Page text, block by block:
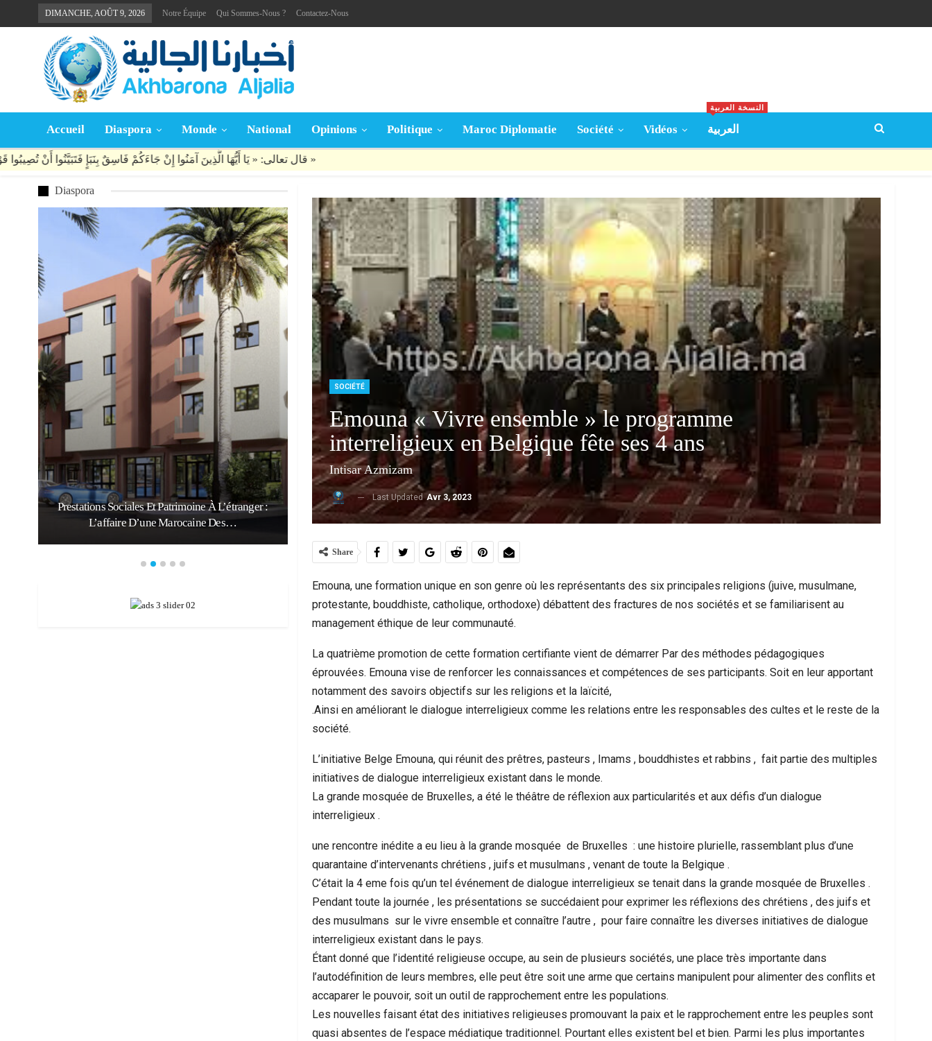
DIMANCHE, AOÛT 9, 2026 Notre Équipe Qui Sommes-Nous ? Contactez-Nous
Accueil Diaspora Monde National Opinions Politique Maroc Diplomatie Société Vidéos العربية
النسخة العربية
SOCIÉTÉ
Emouna « Vivre ensemble » le programme
interreligieux en Belgique fête ses 4 ans
Intisar Azmizam
Last UpdatedAvr 3, 2023
Share
Emouna, une formation unique en son genre où les représentants des six principales religions (juive, musulmane,
protestante, bouddhiste, catholique, orthodoxe) débattent des fractures de nos sociétés et se familiarisent au
management éthique de leur communauté.
La quatrième promotion de cette formation certifiante vient de démarrer Par des méthodes pédagogiques
éprouvées. Emouna vise de renforcer les connaissances et compétences de ses participants. Soit en leur apportant
notamment des savoirs objectifs sur les religions et la laïcité,
.Ainsi en améliorant le dialogue interreligieux comme les relations entre les responsables des cultes et le reste de la
société.
L’initiative Belge Emouna, qui réunit des prêtres, pasteurs , Imams , bouddhistes et rabbins , fait partie des multiples
initiatives de dialogue interreligieux existant dans le monde.
La grande mosquée de Bruxelles, a été le théâtre de réflexion aux particularités et aux défis d’un dialogue
interreligieux .
une rencontre inédite a eu lieu à la grande mosquée de Bruxelles : une histoire plurielle, rassemblant plus d’une
quarantaine d’intervenants chrétiens , juifs et musulmans , venant de toute la Belgique .
C’était la 4 eme fois qu’un tel événement de dialogue interreligieux se tenait dans la grande mosquée de Bruxelles .
Pendant toute la journée , les présentations se succédaient pour exprimer les réflexions des chrétiens , des juifs et
des musulmans sur le vivre ensemble et connaître l’autre , pour faire connaître les diverses initiatives de dialogue
interreligieux existant dans le pays.
Étant donné que l’identité religieuse occupe, au sein de plusieurs sociétés, une place très importante dans
l’autodéfinition de leurs membres, elle peut être soit une arme que certains manipulent pour alimenter des conflits et
accaparer le pouvoir, soit un outil de rapprochement entre les populations.
Les nouvelles faisant état des initiatives religieuses promouvant la paix et le rapprochement entre les peuples sont
quasi absentes de l’espace médiatique traditionnel. Pourtant elles existent bel et bien. Parmi les plus importantes
Diaspora
Prestations Sociales Et Patrimoine À L’étranger :
L’affaire D’une Marocaine Des…
Ceuta Face À La Crise Des Mineurs Migrants :
Entre Urgence Humanitaire, Tensions…
Violence Urbaine À Bruxelles : Quand Un Geste
Anodin Révèle Les Fractures…